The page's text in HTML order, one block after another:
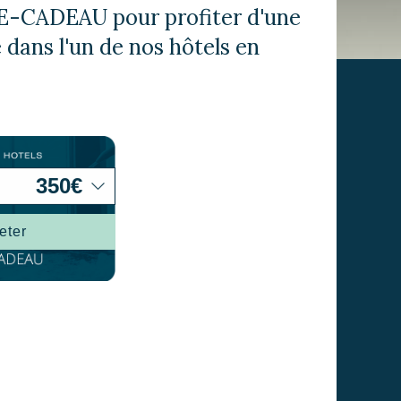
CADEAU pour profiter d'une
l'un de nos hôtels en
du